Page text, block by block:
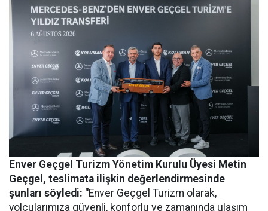
Enver Geçgel Turizm Yönetim Kurulu Üyesi Metin
Geçgel , teslimata ilişkin değerlendirmesinde
şunları söyledi: "Enver Geçgel Turizm olarak,
yolcularımıza güvenli, konforlu ve zamanında ulaşım